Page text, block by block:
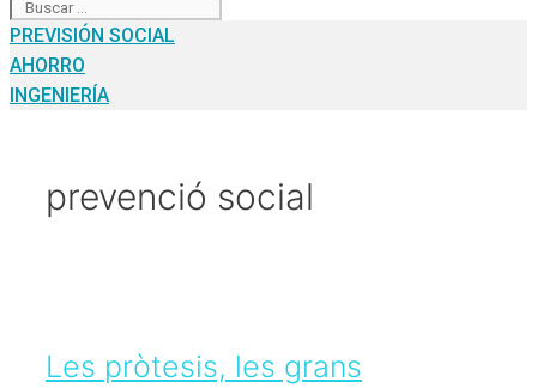
PREVISIÓN SOCIAL
AHORRO
INGENIERÍA
prevenció social
Les pròtesis, les grans